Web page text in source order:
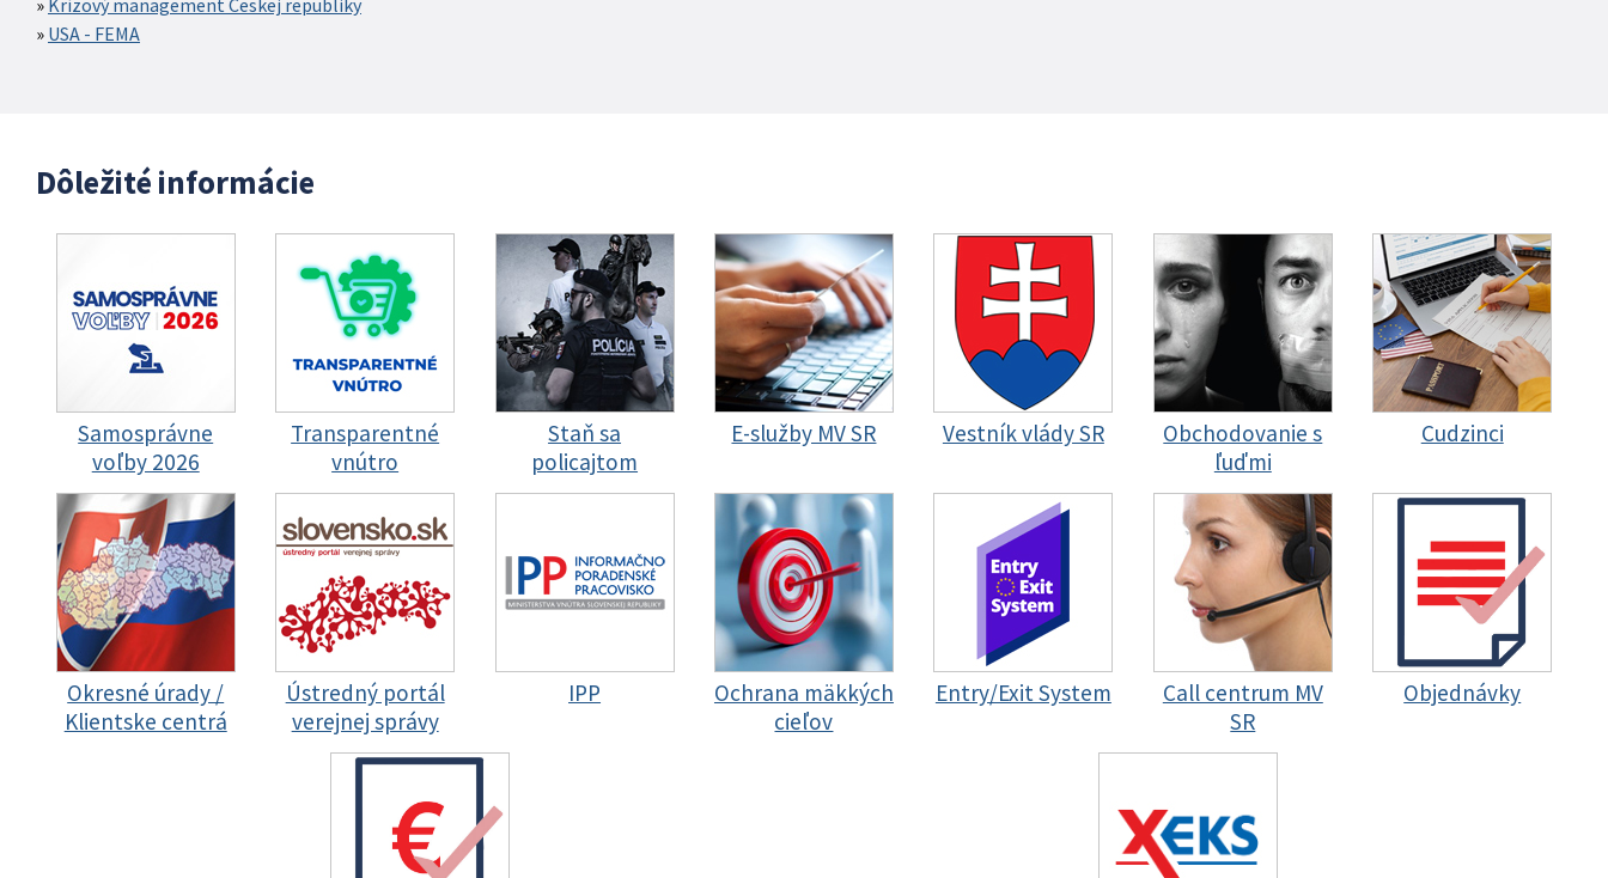
USA - FEMA
Dôležité informácie
Samosprávne
voľby 2026
Transparentné
vnútro
Staň sa
policajtom
E-služby MV SR Vestník vlády SR
Obchodovanie s
ľuďmi
Cudzinci
Okresné úrady /
Klientske centrá
Ústredný portál
verejnej správy
IPP
Ochrana mäkkých
cieľov
Entry/Exit System
Call centrum MV
SR
Objednávky